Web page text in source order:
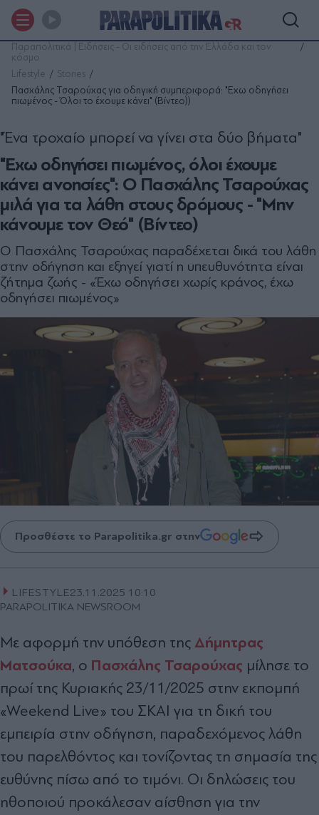
Παραπολιτικά | Ειδήσεις - Οι ειδήσεις από την Ελλάδα και τον
κόσμο
Lifestyle
Stories
Πασχάλης Τσαρούχας για οδηγική συμπεριφορά: "Eχω οδηγήσει
πιωμένος - Όλοι το έχουμε κάνει" (Βίντεο))
"Έχω οδηγήσει πιωμένος, όλοι έχουμε
κάνει ανοησίες": Ο Πασχάλης Τσαρούχας
μιλά για τα λάθη στους δρόμους - "Μην
κάνουμε τον Θεό" (Βίντεο)
"Ένα τροχαίο μπορεί να γίνει στα δύο βήματα"
Ο Πασχάλης Τσαρούχας παραδέχεται δικά του λάθη
στην οδήγηση και εξηγεί γιατί η υπευθυνότητα είναι
ζήτημα ζωής - «Έχω οδηγήσει χωρίς κράνος, έχω
οδηγήσει πιωμένος»
Προσθέστε το Parapolitika.gr στην
LIFESTYLE23.11.2025 10:10
PARAPOLITIKA NEWSROOM
Με αφορμή την υπόθεση της Δήμητρας
Ματσούκα, ο Πασχάλης Τσαρούχας μίλησε το
πρωί της Κυριακής 23/11/2025 στην εκπομπή
«Weekend Live» του ΣΚΑΙ για τη δική του
εμπειρία στην οδήγηση, παραδεχόμενος λάθη
του παρελθόντος και τονίζοντας τη σημασία της
ευθύνης πίσω από το τιμόνι. Οι δηλώσεις του
ηθοποιού προκάλεσαν αίσθηση για την